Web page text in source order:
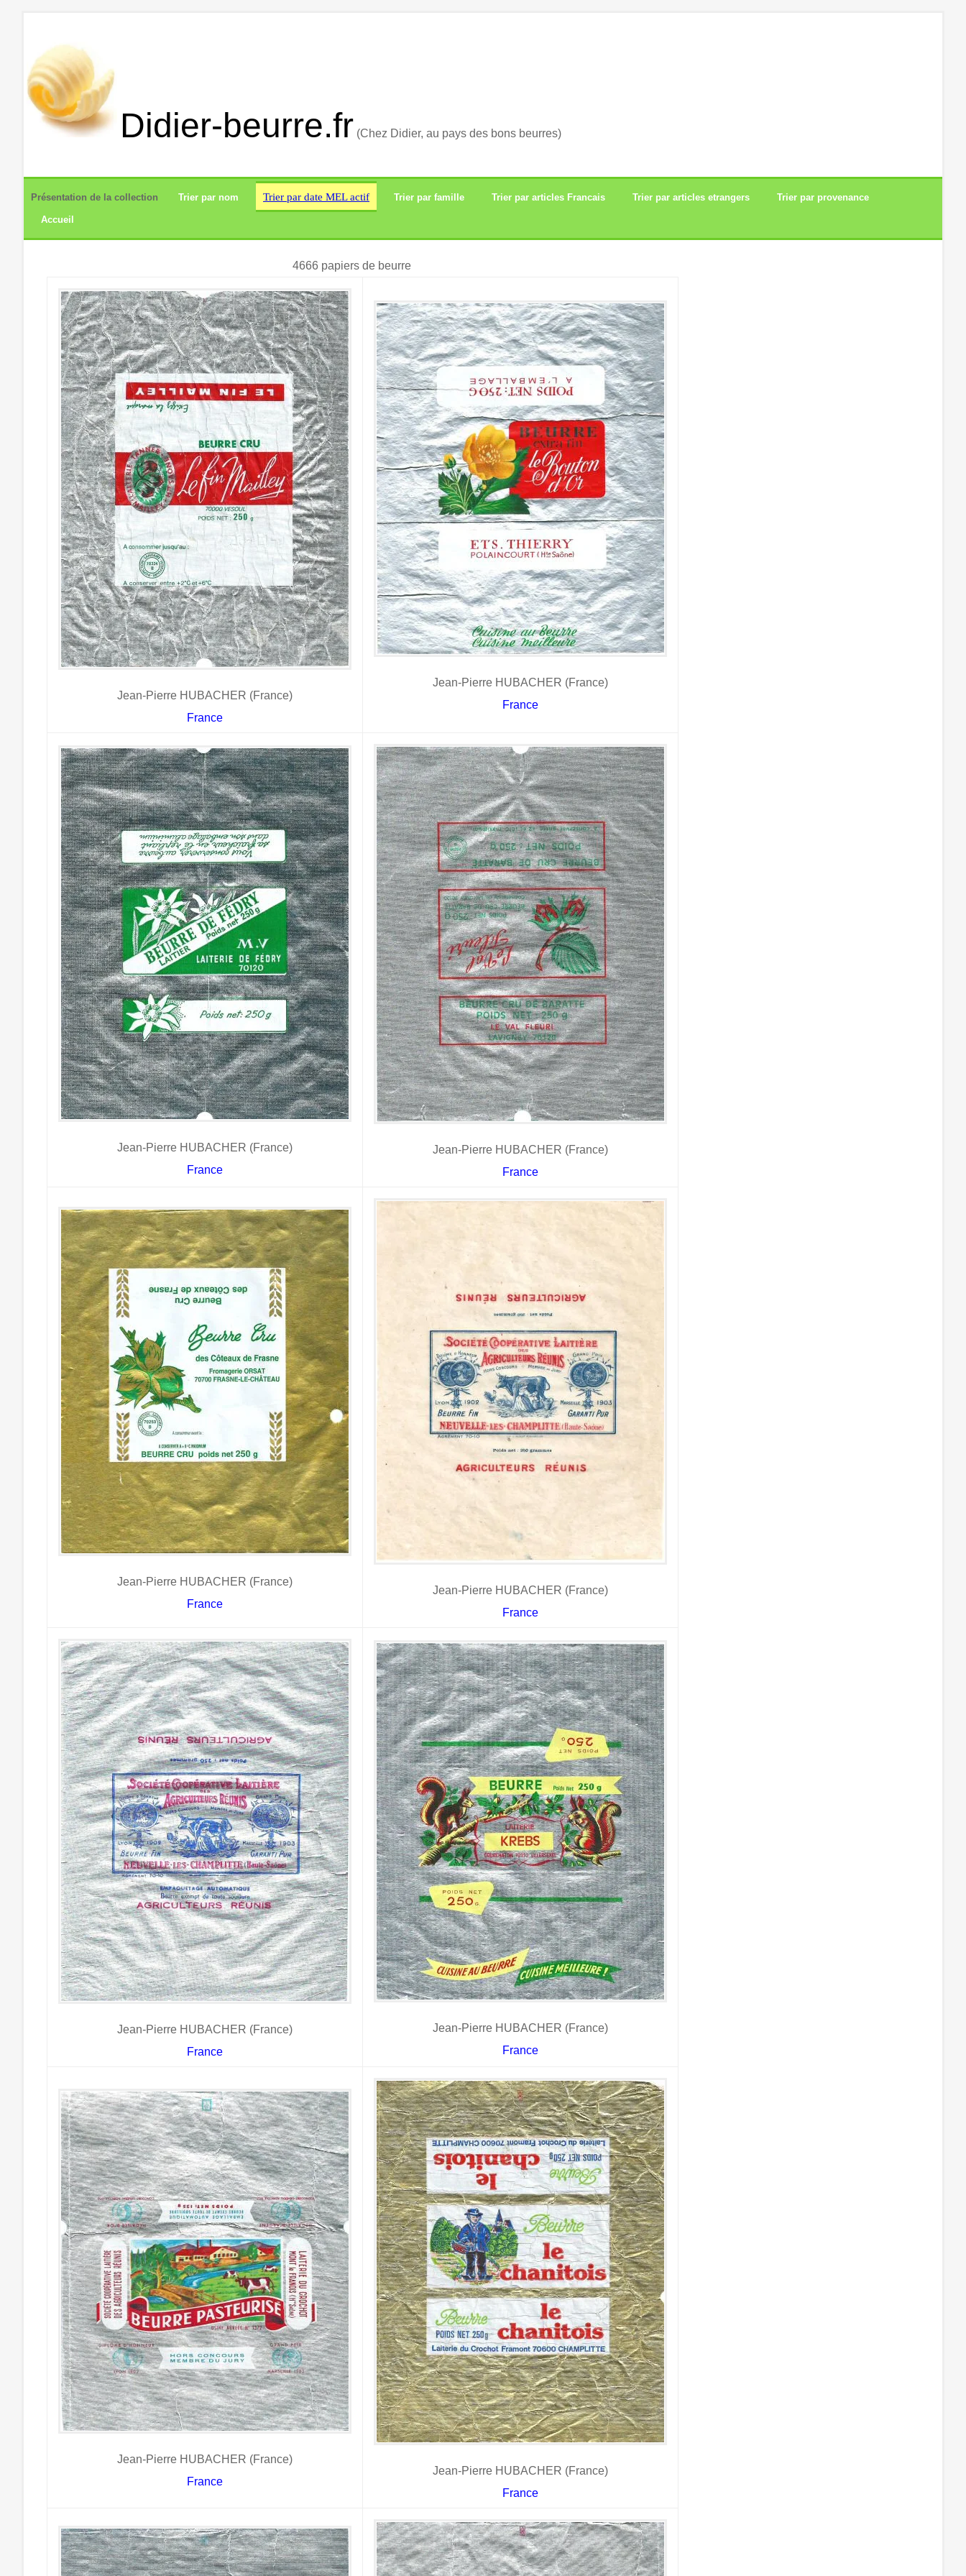
Didier-beurre.fr (Chez Didier, au pays des bons beurres)
Présentation de la collection Trier par nom Trier par date MEL actif Trier par famille Trier par articles Francais Trier par articles etrangers Trier par provenance
Accueil
4666 papiers de beurre
Jean-Pierre HUBACHER (France)
France
Jean-Pierre HUBACHER (France)
France
Jean-Pierre HUBACHER (France)
France
Jean-Pierre HUBACHER (France)
France
Jean-Pierre HUBACHER (France)
France
Jean-Pierre HUBACHER (France)
France
Jean-Pierre HUBACHER (France)
France
Jean-Pierre HUBACHER (France)
France
Jean-Pierre HUBACHER (France)
France
Jean-Pierre HUBACHER (France)
France